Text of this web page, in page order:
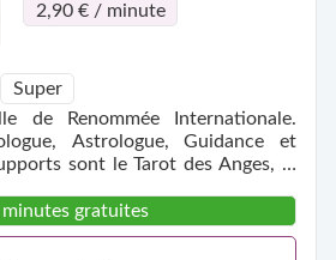
2,90 € / minute
Super
de Renommée Internationale.
Astrologue, Guidance et
sont le Tarot des Anges, le
minutes gratuites